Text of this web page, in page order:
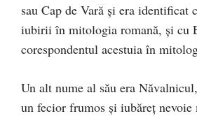
sau Cap de Vară şi era identificat
iubirii în mitologia romană, şi cu
corespondentul acestuia în
Un alt nume al său era
un fecior frumos şi iubăreţ nevoie